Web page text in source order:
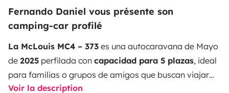
Fernando Daniel vous présente son
camping-car profilé
La McLouis MC4 – 373 es una autocaravana de Mayo
de 2025 perfilada con capacidad para 5 plazas, ideal
para familias o grupos de amigos que buscan viajar
contotal comodidad y libertad
Voir la description